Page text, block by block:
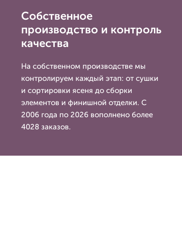
Собственное
производство и контроль
качества
На собственном производстве мы
контролируем каждый этап: от сушки
и сортировки ясеня до сборки
элементов и финишной отделки. С
2006 года по 2026 вополнено более
4028 заказов.